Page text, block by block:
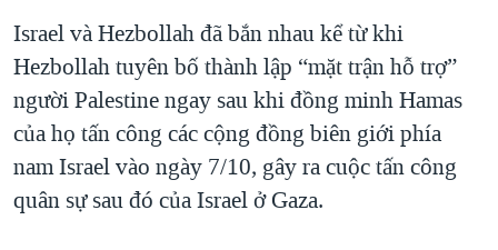
Israel và Hezbollah đã bắn nhau kể từ khi
Hezbollah tuyên bố thành lập “mặt trận hỗ trợ”
người Palestine ngay sau khi đồng minh Hamas
của họ tấn công các cộng đồng biên giới phía
nam Israel vào ngày 7/10, gây ra cuộc tấn công
quân sự sau đó của Israel ở Gaza.